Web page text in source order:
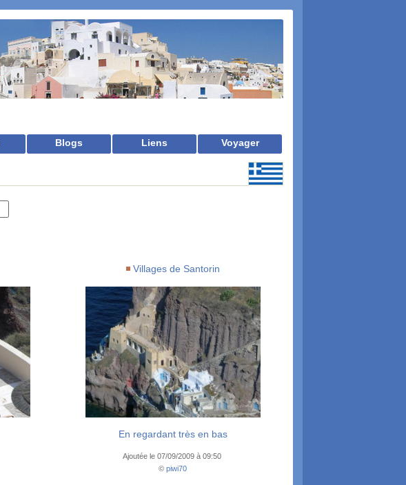
Blogs Liens Voyager
Villages de Santorin
En regardant très en bas
Ajoutée le 07/09/2009 à 09:50
©piwi70